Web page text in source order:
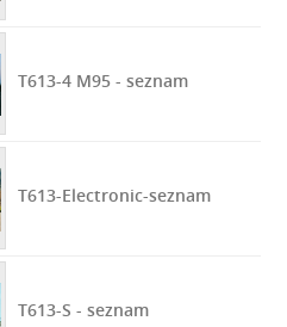
T613-4 M95 - seznam
T613-Electronic-seznam
T613-S - seznam